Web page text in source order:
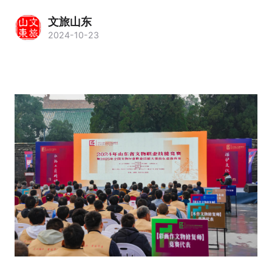
文旅山东
2024-10-23